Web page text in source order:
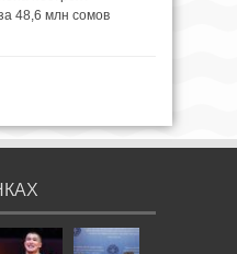
48,6 млн сомов